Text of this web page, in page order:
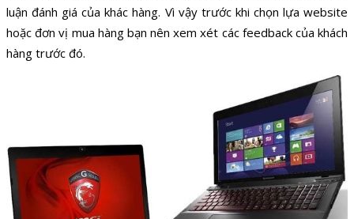
luận đánh giá của khác hàng. Vì vậy trước khi chọn lựa website
hoặc đơn vị mua hàng bạn nên xem xét các feedback của khách
hàng trước đó.